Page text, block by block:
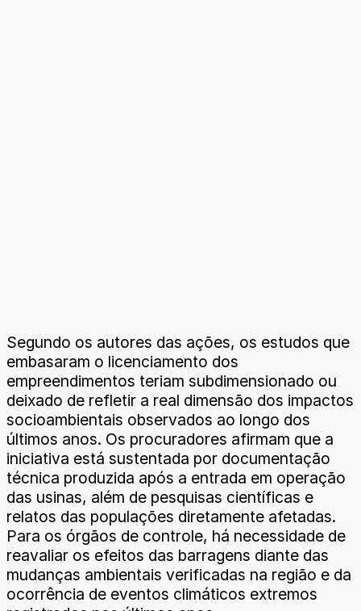
Segundo os autores das ações, os estudos que
embasaram o licenciamento dos
empreendimentos teriam subdimensionado ou
deixado de refletir a real dimensão dos impactos
socioambientais observados ao longo dos
últimos anos. Os procuradores afirmam que a
iniciativa está sustentada por documentação
técnica produzida após a entrada em operação
das usinas, além de pesquisas científicas e
relatos das populações diretamente afetadas.
Para os órgãos de controle, há necessidade de
reavaliar os efeitos das barragens diante das
mudanças ambientais verificadas na região e da
ocorrência de eventos climáticos extremos